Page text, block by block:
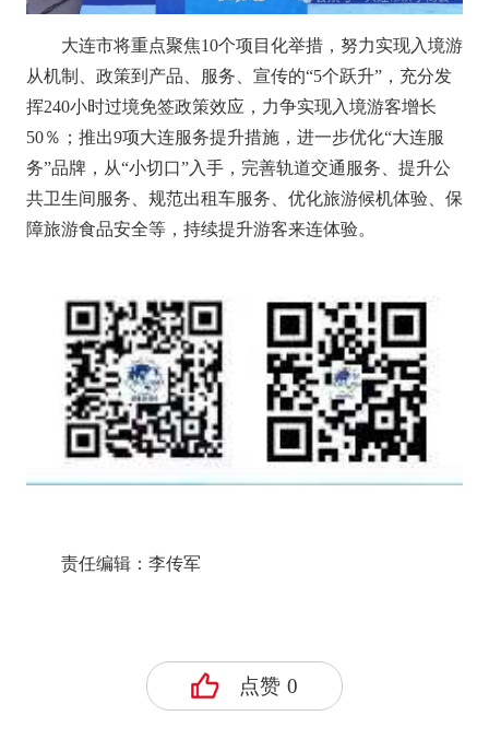
大连市将重点聚焦10个项目化举措，努力实现入境游
从机制、政策到产品、服务、宣传的“5个跃升”，充分发
挥240小时过境免签政策效应，力争实现入境游客增长
50％；推出9项大连服务提升措施，进一步优化“大连服
务”品牌，从“小切口”入手，完善轨道交通服务、提升公
共卫生间服务、规范出租车服务、优化旅游候机体验、保
障旅游食品安全等，持续提升游客来连体验。
责任编辑：李传军
点赞 0